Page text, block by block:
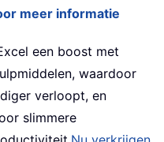
meer informatie
een boost met
waardoor
verloopt, en
slimmere